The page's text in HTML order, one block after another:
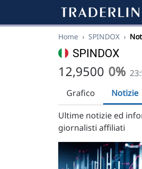
Home › SPINDOX ›
SPINDOX
12,9500 0%
Grafico
Notizie
Ultime notizie ed
giornalisti affiliati